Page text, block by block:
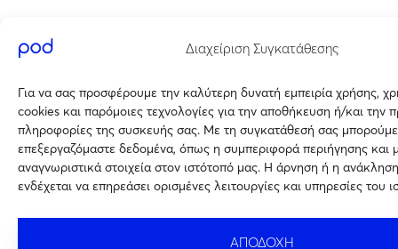
Διαχείριση Συγκατάθεσης
Για να σας προσφέρουμε την καλύτερη δυνατή εμπειρία χρήσης,
cookies και παρόμοιες τεχνολογίες για την αποθήκευση ή/και την
πληροφορίες της συσκευής σας. Με τη συγκατάθεσή σας
επεξεργαζόμαστε δεδομένα, όπως η συμπεριφορά περιήγησης και
αναγνωριστικά στοιχεία στον ιστότοπό μας. Η άρνηση ή η
ενδέχεται να επηρεάσει ορισμένες λειτουργίες και υπηρεσίες του
ΑΠΟΔΟΧΗ